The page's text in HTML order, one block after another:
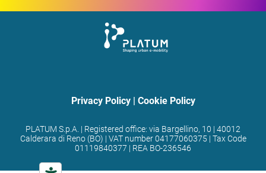
Privacy Policy| Cookie Policy
PLATUM S.p.A. | Registered office: via Bargellino, 10 | 40012
Calderara di Reno (BO) | VAT number 04177060375 | Tax Code
01119840377 | REA BO-236546